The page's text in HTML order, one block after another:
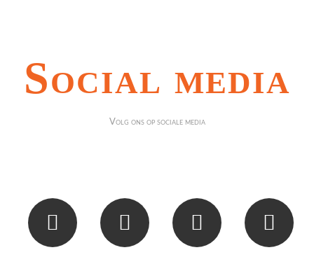
Social media
Volg ons op sociale media